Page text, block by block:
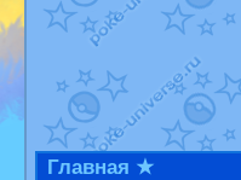
Главная ★